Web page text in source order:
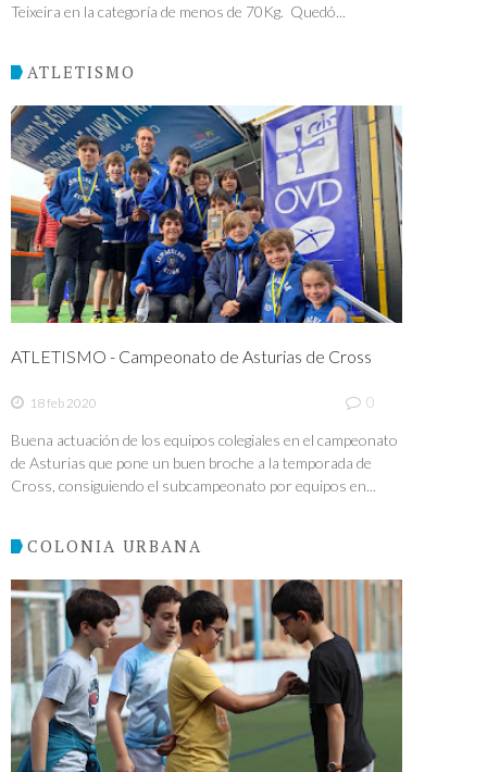
Teixeira en la categoría de menos de 70Kg. Quedó...
ATLETISMO
ATLETISMO - Campeonato de Asturias de Cross
18 feb 2020 0
Buena actuación de los equipos colegiales en el campeonato
de Asturias que pone un buen broche a la temporada de
Cross, consiguiendo el subcampeonato por equipos en...
COLONIA URBANA